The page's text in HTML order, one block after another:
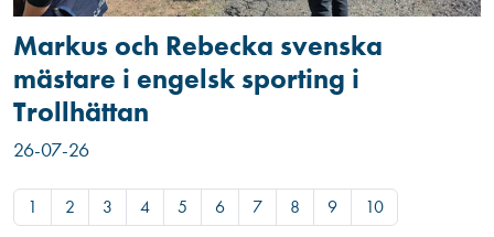
Markus och Rebecka svenska
mästare i engelsk sporting i
Trollhättan
26-07-26
1 2 3 4 5 6 7 8 9 10